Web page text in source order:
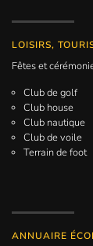
LOISIRS,
Fêtes et
Club de golf
Club house
Club nautique
Club de voile
Terrain de foot
ANNUAIRE